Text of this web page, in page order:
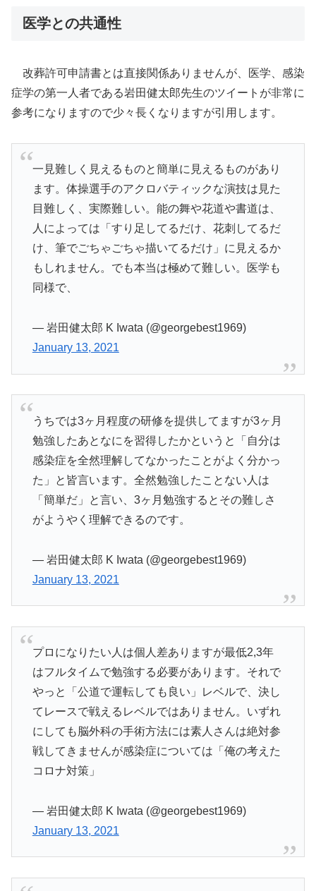
医学との共通性
改葬許可申請書とは直接関係ありませんが、医学、感染
症学の第一人者である岩田健太郎先生のツイートが非常に
参考になりますので少々長くなりますが引用します。
一見難しく見えるものと簡単に見えるものがあり
ます。体操選手のアクロバティックな演技は見た
目難しく、実際難しい。能の舞や花道や書道は、
人によっては「すり足してるだけ、花刺してるだ
け、筆でごちゃごちゃ描いてるだけ」に見えるか
もしれません。でも本当は極めて難しい。医学も
同様で、
— 岩田健太郎 K Iwata (@georgebest1969)
January 13, 2021
うちでは3ヶ月程度の研修を提供してますが3ヶ月
勉強したあとなにを習得したかというと「自分は
感染症を全然理解してなかったことがよく分かっ
た」と皆言います。全然勉強したことない人は
「簡単だ」と言い、3ヶ月勉強するとその難しさ
がようやく理解できるのです。
— 岩田健太郎 K Iwata (@georgebest1969)
January 13, 2021
プロになりたい人は個人差ありますが最低2,3年
はフルタイムで勉強する必要があります。それで
やっと「公道で運転しても良い」レベルで、決し
てレースで戦えるレベルではありません。いずれ
にしても脳外科の手術方法には素人さんは絶対参
戦してきませんが感染症については「俺の考えた
コロナ対策」
— 岩田健太郎 K Iwata (@georgebest1969)
January 13, 2021